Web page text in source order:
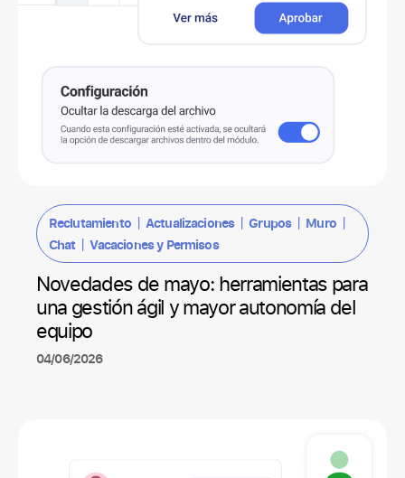
Reclutamiento | Actualizaciones |Grupos | Muro |
Chat |Vacaciones y Permisos
Novedades de mayo: herramientas para
una gestión ágil y mayor autonomía del
equipo
04/06/2026